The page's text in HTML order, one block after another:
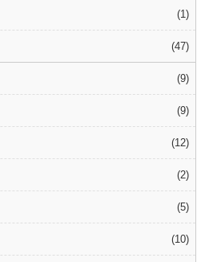
1
47
9
9
12
2
5
10